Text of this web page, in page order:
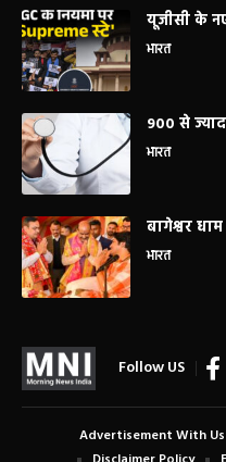
यूजीसी के
भारत
900 से
भारत
बागेश्वर
भारत
Follow US
Advertisement With Us